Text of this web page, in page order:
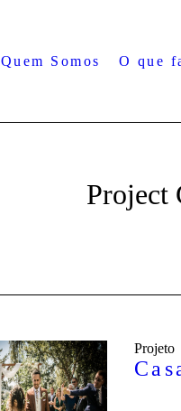
Quem Somos O que
Project
Projeto